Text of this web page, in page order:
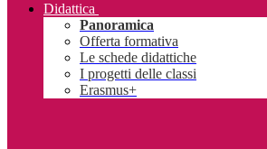
Didattica
Panoramica
Offerta formativa
Le schede didattiche
I progetti delle classi
Erasmus+